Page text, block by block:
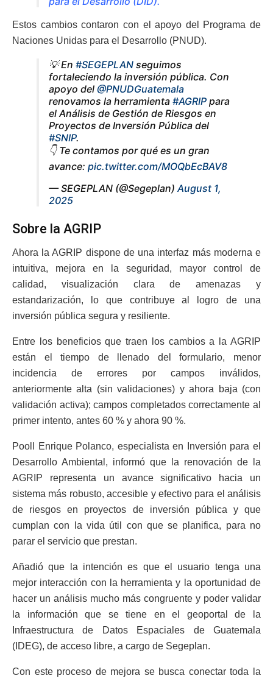
Estos cambios contaron con el apoyo del Programa de
Naciones Unidas para el Desarrollo (PNUD).
💡 En #SEGEPLAN seguimos
fortaleciendo la inversión pública. Con
apoyo del @PNUDGuatemala
renovamos la herramienta #AGRIP para
el Análisis de Gestión de Riesgos en
Proyectos de Inversión Pública del
#SNIP.
👇 Te contamos por qué es un gran
avance: pic.twitter.com/MOQbEcBAV8
— SEGEPLAN (@Segeplan)August 1,
2025
Sobre la AGRIP
Ahora la AGRIP dispone de una interfaz más moderna e
intuitiva, mejora en la seguridad, mayor control de
calidad, visualización clara de amenazas y
estandarización, lo que contribuye al logro de una
inversión pública segura y resiliente.
Entre los beneficios que traen los cambios a la AGRIP
están el tiempo de llenado del formulario, menor
incidencia de errores por campos inválidos,
anteriormente alta (sin validaciones) y ahora baja (con
validación activa); campos completados correctamente al
primer intento, antes 60 % y ahora 90 %.
Pooll Enrique Polanco, especialista en Inversión para el
Desarrollo Ambiental, informó que la renovación de la
AGRIP representa un avance significativo hacia un
sistema más robusto, accesible y efectivo para el análisis
de riesgos en proyectos de inversión pública y que
cumplan con la vida útil con que se planifica, para no
parar el servicio que prestan.
Añadió que la intención es que el usuario tenga una
mejor interacción con la herramienta y la oportunidad de
hacer un análisis mucho más congruente y poder validar
la información que se tiene en el geoportal de la
Infraestructura de Datos Espaciales de Guatemala
(IDEG), de acceso libre, a cargo de Segeplan.
Con este proceso de mejora se busca conectar toda la